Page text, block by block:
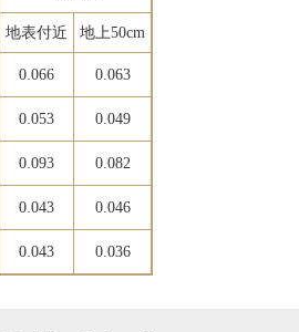
地表付近 地上50cm
0.066 0.063
0.053 0.049
0.093 0.082
0.043 0.046
0.043 0.036